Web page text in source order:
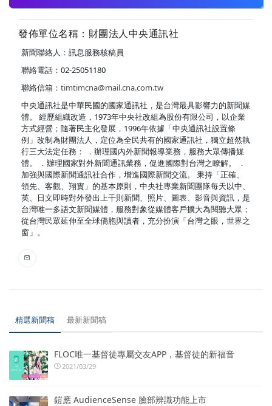
發佈單位名稱：財團法人中央通訊社
新聞聯絡人：訊息服務核稿員
聯絡電話：02-25051180
聯絡信箱： timtimcna@mail.cna.com.tw
中央通訊社是中華民國的國家通訊社，是台灣最具影響力的新聞媒
體。 經歷組織改造，1973年中央社改組為股份有限公司，以企業
方式經營；隨著民主化發展，1996年依據「中央通訊社設置條
例」改制為財團法人，定位為全民共有的國家通訊社，獨立超然執
行三大法定任務： ．辦理國內外新聞報導業務，服務大眾傳播媒
體。 ．辦理國家對外新聞通訊業務，促進國際對台灣之瞭解。 ．
加強與國際新聞通訊社合作，增進國際新聞交流。 秉持「正確、
領先、客觀、翔實」的基本原則，中央社專業新聞團隊每天以中、
英、日文即時對外發出上千則新聞、照片、圖表、影音與資訊，是
台灣唯一多語文新聞媒體，服務對象從媒體客戶擴大為閱聽大眾；
從台灣民眾延伸至全球僑胞與讀者，充分扮演「台灣之眼，世界之
窗」。
精選新聞稿 最新新聞稿
FLOC唯一基督徒專屬交友APP，基督徒的新福音
2021/03/29
鎧應 AudienceSense 臉部辨識功能上市